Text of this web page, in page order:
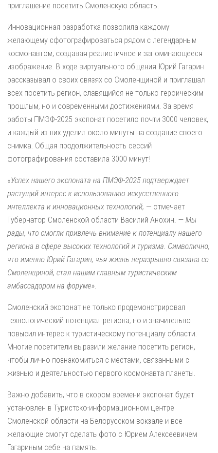
приглашение посетить Смоленскую область.
Инновационная разработка позволила каждому
желающему сфотографироваться рядом с легендарным
космонавтом, создавая реалистичное и запоминающееся
изображение. В ходе виртуального общения Юрий Гагарин
рассказывал о своих связях со Смоленщиной и приглашал
всех посетить регион, славящийся не только героическим
прошлым, но и современными достижениями. За время
работы ПМЭФ-2025 экспонат посетило почти 3000 человек,
и каждый из них уделил около минуты на создание своего
снимка. Общая продолжительность сессий
фотографирования составила 3000 минут!
«Успех нашего экспоната на ПМЭФ-2025 подтверждает
растущий интерес к использованию искусственного
интеллекта и инновационных технологий, — отмечает
Губернатор Смоленской области Василий Анохин. — Мы
рады, что смогли привлечь внимание к потенциалу нашего
региона в сфере высоких технологий и туризма. Символично,
что именно Юрий Гагарин, чья жизнь неразрывно связана со
Смоленщиной, стал нашим главным туристическим
амбассадором на форуме».
Смоленский экспонат не только продемонстрировал
технологический потенциал региона, но и значительно
повысил интерес к туристическому потенциалу области.
Многие посетители выразили желание посетить регион,
чтобы лично познакомиться с местами, связанными с
жизнью и деятельностью первого космонавта планеты.
Важно добавить, что в скором времени экспонат будет
установлен в Туристско-информационном центре
Смоленской области на Белорусском вокзале и все
желающие смогут сделать фото с Юрием Алексеевичем
Гагариным себе на память.